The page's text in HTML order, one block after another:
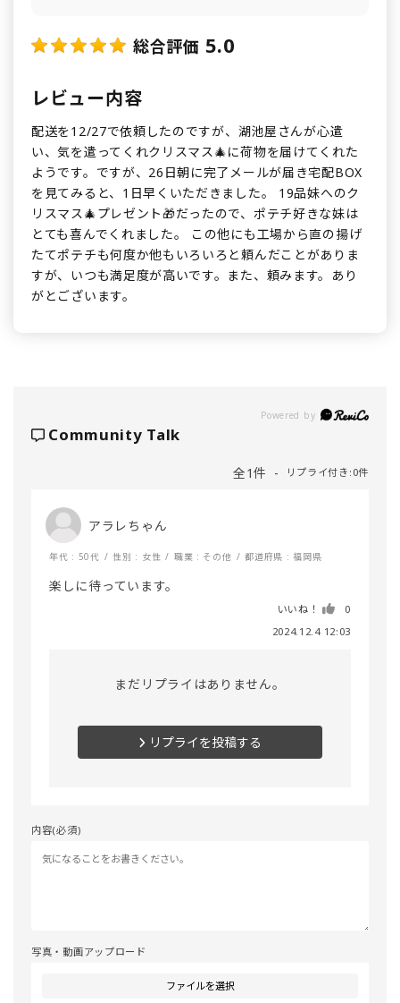
総合評価 5.0
レビュー内容
配送を12/27で依頼したのですが、湖池屋さんが心遣
い、気を遣ってくれクリスマス🎄に荷物を届けてくれた
ようです。ですが、26日朝に完了メールが届き宅配BOX
を見てみると、1日早くいただきました。 19品妹へのク
リスマス🎄プレゼント🎁だったので、ポテチ好きな妹は
とても喜んでくれました。 この他にも工場から直の揚げ
たてポテチも何度か他もいろいろと頼んだことがありま
すが、いつも満足度が高いです。また、頼みます。あり
がとございます。
Powered by
Community Talk
全1件 リプライ付き:0件
アラレちゃん
年代 : 50代 性別 : 女性 職業 : その他 都道府県 : 福岡県
楽しに待っています。
いいね！
0
2024.12.4 12:03
まだリプライはありません。
リプライを投稿する
内容(必須)
写真・動画アップロード
ファイルを選択